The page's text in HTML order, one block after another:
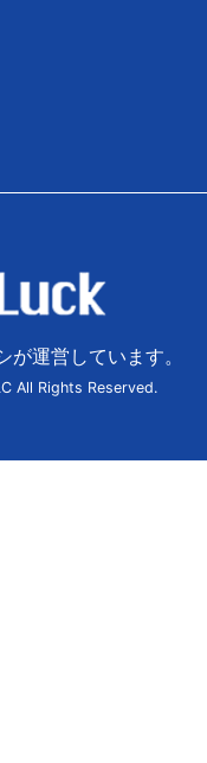
運営しています。
All Rights Reserved.